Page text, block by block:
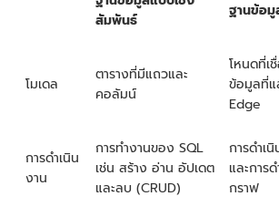
สัมพันธ์
ฐานข้อ
โมเดล
ตารางที่มีแถวและ
คอลัมน์
โหนดที่เ
ข้อมูลที่แ
Edge
การดำเนิน
งาน
การทำงานของ SQL
เช่น สร้าง อ่าน อัปเดต
และลบ (CRUD)
การดำเ
และการ
กราฟ